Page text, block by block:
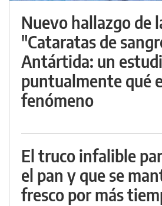
Nuevo hallazgo de
"Cataratas de
Antártida: un
puntualmente qué
fenómeno
El truco infalible
el pan y que se
fresco por más